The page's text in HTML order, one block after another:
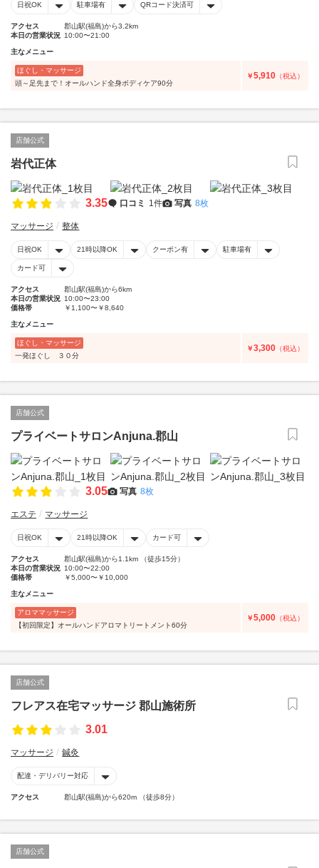
日祝OK 駐車場有 QRコード決済可
アクセス
郡山駅(福島)から3.2km
本日の営業状況 10:00〜21:00
主なメニュー
ほぐし・マッサージ
頭～足先まで！オールハンド全身ボディケア90分
￥5,910 （税込）
店舗公式
岩代正体
3.35 口コミ 1件 写真 8枚
マッサージ 整体
日祝OK 21時以降OK クーポン有 駐車場有
カード可
アクセス
郡山駅(福島)から6km
本日の営業状況 10:00〜23:00
価格帯
￥1,100〜￥8,640
主なメニュー
ほぐし・マッサージ
一発ほぐし ３０分
￥3,300 （税込）
店舗公式
プライベートサロンAnjuna.郡山
3.05 写真 8枚
エステ マッサージ
日祝OK 21時以降OK カード可
アクセス
郡山駅(福島)から1.1km （徒歩15分）
本日の営業状況 10:00〜22:00
価格帯
￥5,000〜￥10,000
主なメニュー
アロママッサージ
【初回限定】オールハンドアロマトリートメント60分
￥5,000 （税込）
店舗公式
フレアス在宅マッサージ 郡山施術所
3.01
マッサージ 鍼灸
配達・デリバリー対応
アクセス 郡山駅(福島)から620m （徒歩8分）
店舗公式